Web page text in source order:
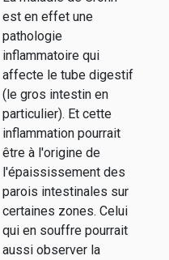
est en effet une
pathologie
inflammatoire qui
affecte le tube digestif
(le gros intestin en
particulier). Et cette
inflammation pourrait
être à l'origine de
l'épaississement des
parois intestinales sur
certaines zones. Celui
qui en souffre pourrait
aussi observer la